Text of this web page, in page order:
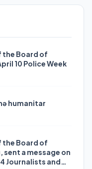
the Board of
10 Police Week
humanitar
the Board of
a message on
Journalists and